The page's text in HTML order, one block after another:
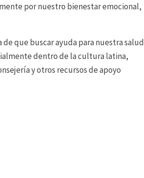
por nuestro bienestar emocional,
que buscar ayuda para nuestra salud
dentro de la cultura latina,
y otros recursos de apoyo